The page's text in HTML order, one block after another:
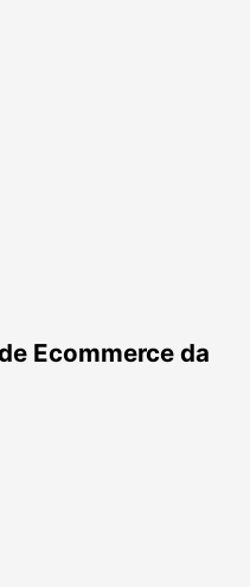
Ecommerce da